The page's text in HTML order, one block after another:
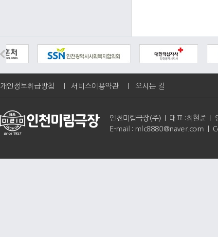
개인정보취급방침 서비스이용약관 오시는 길
인천미림극장(주) | 대표 :최현준 |
E-mail : mlc8880@naver.com |